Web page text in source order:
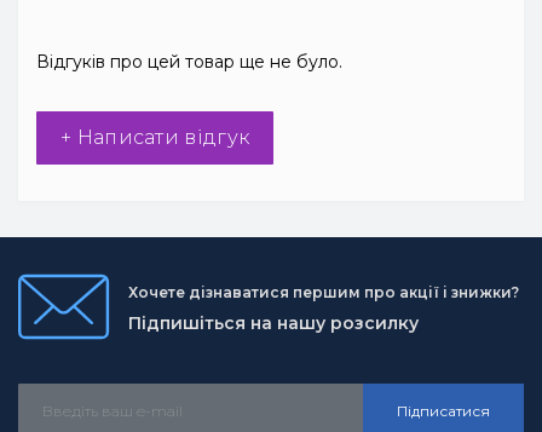
Відгуків про цей товар ще не було.
+ Написати відгук
Хочете дізнаватися першим про акції і знижки?
Підпишіться на нашу розсилку
Підписатися